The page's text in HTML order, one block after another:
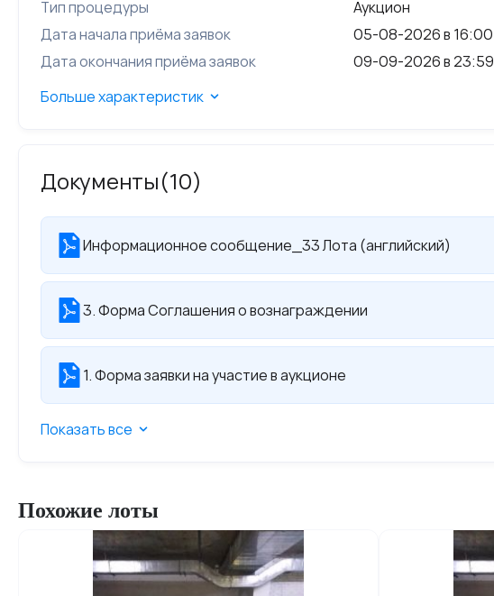
Тип процедуры
Аукцион
Дата начала приёма заявок
05-08-2026 в 16:00
Дата окончания приёма заявок
09-09-2026 в 23:59
Больше характеристик
Документы(10)
Информационное сообщение_33 Лота (английский)
3. Форма Соглашения о вознаграждении
1. Форма заявки на участие в аукционе
Показать все